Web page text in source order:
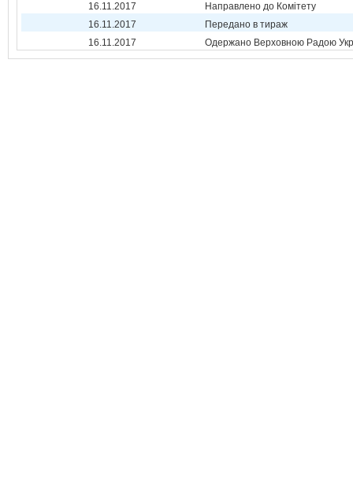
16.11.2017
Направлено до Комітету
16.11.2017
Передано в тираж
16.11.2017
Одержано Верховною Радою